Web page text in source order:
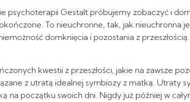
psychoterapii Gestalt próbujemy zobaczyć i
To nieuchronne, tak, jak nieuchronna
domknięcia i pozostania z
kwestii z przeszłości, jakie na zawsze
z utratą idealnej symbiozy z matką. Utraty
na początku swoich dni. Nigdy już później w